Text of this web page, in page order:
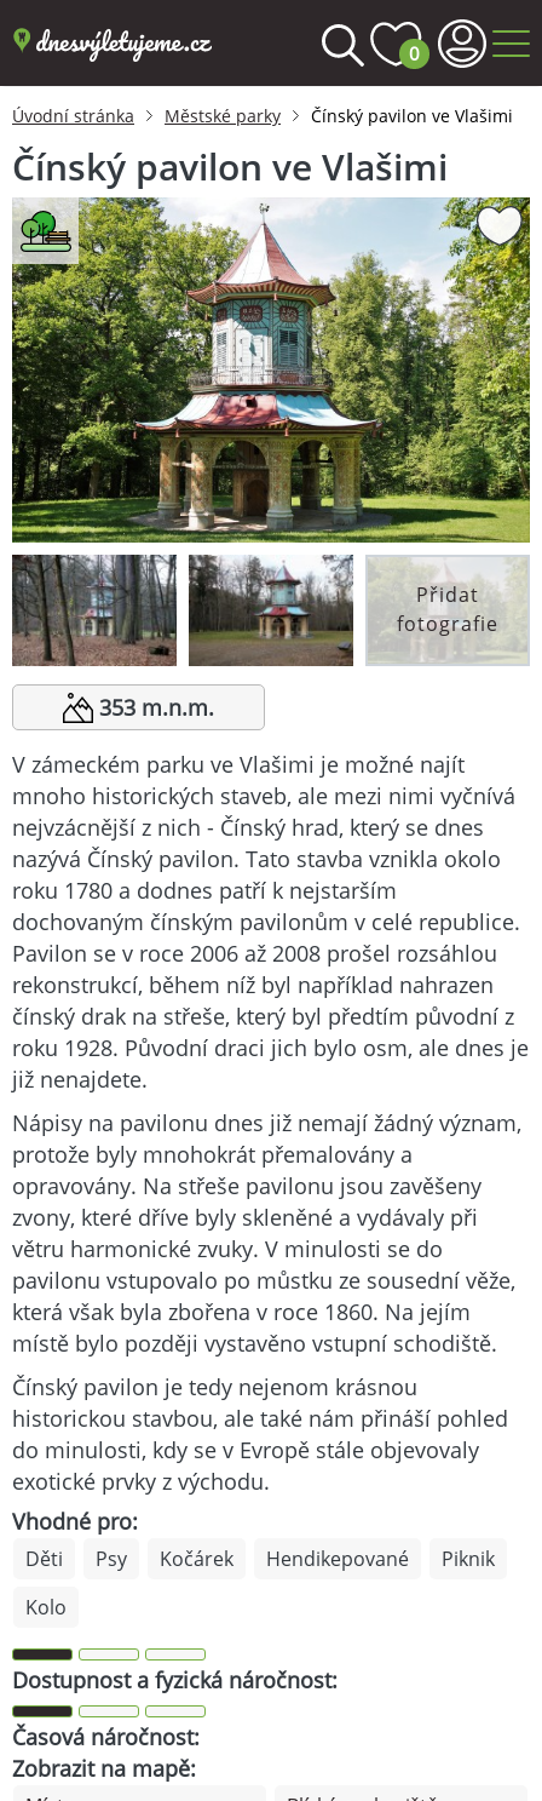
0
Úvodní stránka Městské parky Čínský pavilon ve Vlašimi
Čínský pavilon ve Vlašimi
Přidat
fotografie
353 m.n.m.
V zámeckém parku ve Vlašimi je možné najít
mnoho historických staveb, ale mezi nimi vyčnívá
nejvzácnější z nich - Čínský hrad, který se dnes
nazývá Čínský pavilon. Tato stavba vznikla okolo
roku 1780 a dodnes patří k nejstarším
dochovaným čínským pavilonům v celé republice.
Pavilon se v roce 2006 až 2008 prošel rozsáhlou
rekonstrukcí, během níž byl například nahrazen
čínský drak na střeše, který byl předtím původní z
roku 1928. Původní draci jich bylo osm, ale dnes je
již nenajdete.
Nápisy na pavilonu dnes již nemají žádný význam,
protože byly mnohokrát přemalovány a
opravovány. Na střeše pavilonu jsou zavěšeny
zvony, které dříve byly skleněné a vydávaly při
větru harmonické zvuky. V minulosti se do
pavilonu vstupovalo po můstku ze sousední věže,
která však byla zbořena v roce 1860. Na jejím
místě bylo později vystavěno vstupní schodiště.
Čínský pavilon je tedy nejenom krásnou
historickou stavbou, ale také nám přináší pohled
do minulosti, kdy se v Evropě stále objevovaly
exotické prvky z východu.
Vhodné pro:
Děti Psy Kočárek Hendikepované
Piknik
Kolo
Dostupnost a fyzická náročnost:
Časová náročnost:
Zobrazit na mapě: